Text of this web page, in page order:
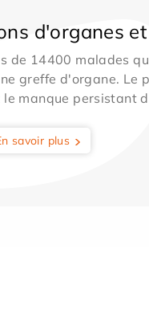
d'organes
de 14400 malades
greffe d'organe. Le
le manque persistant
savoir plus